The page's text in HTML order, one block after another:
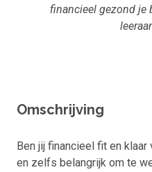
financieel gezond je
Omschrijving
Ben jij financieel fit en
en zelfs belangrijk om te